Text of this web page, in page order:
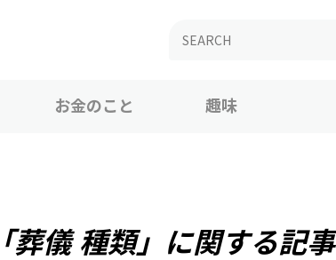
お金のこと 趣味
「葬儀 種類」に関する記事